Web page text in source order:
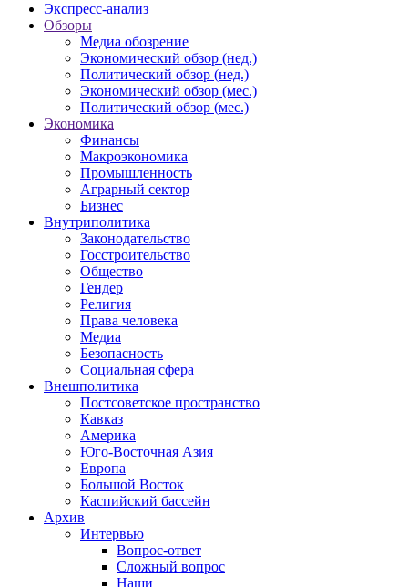
Экспресс-анализ
Обзоры
Медиа обозрение
Экономический обзор (нед.)
Политический обзор (нед.)
Экономический обзор (мес.)
Политический обзор (мес.)
Экономика
Финансы
Макроэкономика
Промышленность
Аграрный сектор
Бизнес
Внутриполитика
Законодательство
Госстроительство
Общество
Гендер
Религия
Права человека
Медиа
Безопасность
Социальная сфера
Внешполитика
Постсоветское пространство
Кавказ
Америка
Юго-Восточная Азия
Европа
Большой Восток
Каспийский бассейн
Архив
Интервью
Вопрос-ответ
Сложный вопрос
Наши